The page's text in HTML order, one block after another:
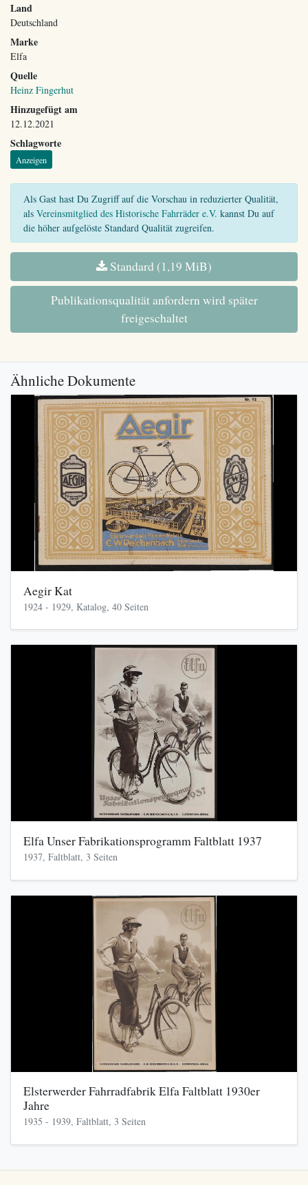
Land
Deutschland
Marke
Elfa
Quelle
Heinz Fingerhut
Hinzugefügt am
12.12.2021
Schlagworte
Anzeigen
Als Gast hast Du Zugriff auf die Vorschau in reduzierter Qualität,
als Vereinsmitglied des Historische Fahrräder e.V. kannst Du auf
die höher aufgelöste Standard Qualität zugreifen.
Standard (1,19 MiB)
Publikationsqualität anfordern wird später
freigeschaltet
Ähnliche Dokumente
Aegir Kat
1924 - 1929, Katalog, 40 Seiten
Elfa Unser Fabrikationsprogramm Faltblatt 1937
1937, Faltblatt, 3 Seiten
Elsterwerder Fahrradfabrik Elfa Faltblatt 1930er
Jahre
1935 - 1939, Faltblatt, 3 Seiten